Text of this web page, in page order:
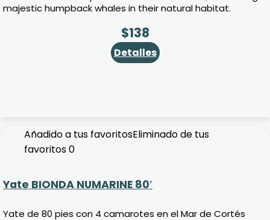
majestic humpback whales in their natural habitat.
$138
Detalles
Añadido a tus favoritosEliminado de tus
favoritos0
Yate BIONDA NUMARINE 80′
Yate de 80 pies con 4 camarotes en el Mar de Cortés